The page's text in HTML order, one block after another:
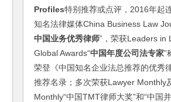
Profiles特别推荐或点评，2016年起
知名法律媒体China Business Law
中国业务优秀律师”，荣获Leaders in
Global Awards“中国年度公司法专家”
荣登《中国知名企业法总推荐的优秀
推荐名录；多次荣获Lawyer Monthly
Monthly“中国TMT律师大奖”和“中国